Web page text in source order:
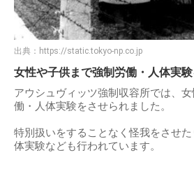
出典： https://static.tokyo-np.co.jp
女性や子供まで強制労働・人体実
アウシュヴィッツ強制収容所では、
働・人体実験をさせられました。
特別扱いをすることなく怪我をさせ
体実験なども行われています。